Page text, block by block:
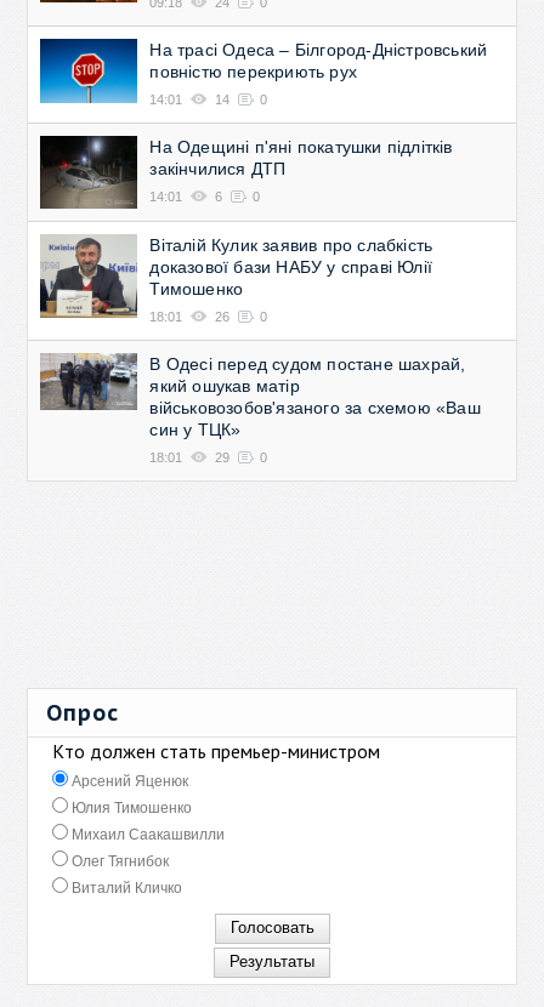
На трасі Одеса – Білгород-Дністровський
повністю перекриють рух
14:01 14 0
На Одещині п'яні покатушки підлітків
закінчилися ДТП
14:01 6 0
Віталій Кулик заявив про слабкість
доказової бази НАБУ у справі Юлії
Тимошенко
18:01 26 0
В Одесі перед судом постане шахрай,
який ошукав матір
військовозобов'язаного за схемою «Ваш
син у ТЦК»
18:01 29 0
Опрос
Кто должен стать премьер-министром
Арсений Яценюк
Юлия Тимошенко
Михаил Саакашвилли
Олег Тягнибок
Виталий Кличко